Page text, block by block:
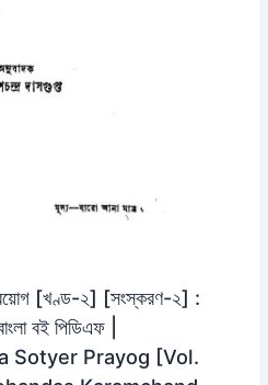
[খণ্ড-২] [সংস্করণ-২] :
বই পিডিএফ |
Sotyer Prayog [Vol.